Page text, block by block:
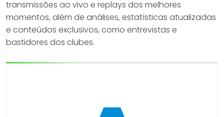
transmissões ao vivo e replays dos melhores
momentos, além de análises, estatísticas atualizadas
e conteúdos exclusivos, como entrevistas e
bastidores dos clubes.